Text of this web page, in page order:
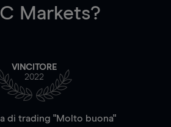
Markets?
VINCITORE
2022
di trading "Molto buona"